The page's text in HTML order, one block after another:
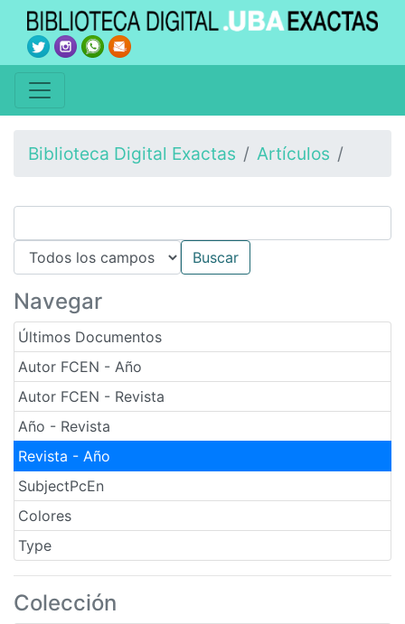
Biblioteca Digital Exactas Artículos
Navegar
Últimos Documentos
Autor FCEN - Año
Autor FCEN - Revista
Año - Revista
Revista - Año
SubjectPcEn
Colores
Type
Colección